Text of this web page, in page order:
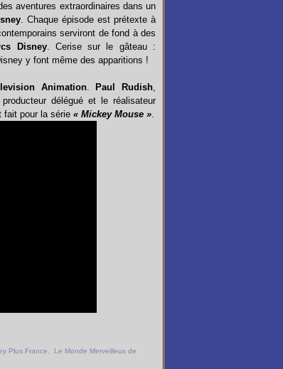
aventures extraordinaires dans un
. Chaque épisode est prétexte à
serviront de fond à des
Disney. Cerise sur le gâteau :
y font même des apparitions !
Animation. Paul Rudish,
délégué et le réalisateur
fait pour la série« Mickey Mouse ».
Plus France
Le Monde Merveilleux de